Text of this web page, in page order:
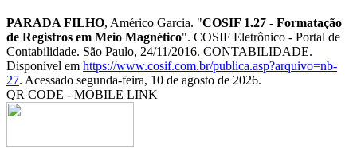
PARADA FILHO, Américo Garcia. "COSIF 1.27 - Formatação
de Registros em Meio Magnético". COSIF Eletrônico - Portal de
Contabilidade. São Paulo, 24/11/2016. CONTABILIDADE.
Disponível em https://www.cosif.com.br/publica.asp?arquivo=nb-
27. Acessado segunda-feira, 10 de agosto de 2026.
QR CODE - MOBILE LINK